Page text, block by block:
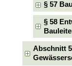
§ 57
§ 58
Abschnitt